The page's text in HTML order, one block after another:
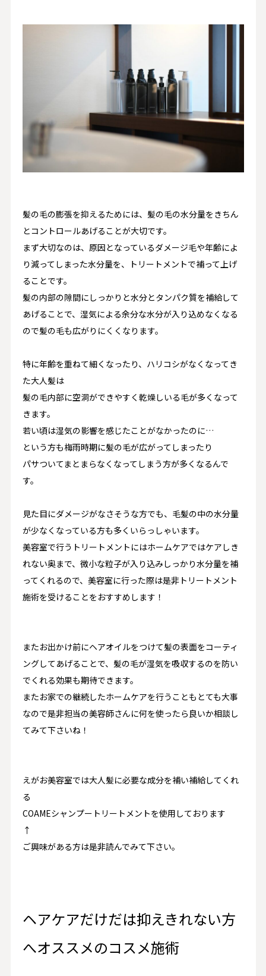
髪の毛の膨張を抑えるためには、髪の毛の水分量をきちん
とコントロールあげることが大切です。
まず大切なのは、原因となっているダメージ毛や年齢によ
り減ってしまった水分量を、トリートメントで補って上げ
ることです。
髪の内部の隙間にしっかりと水分とタンパク質を補給して
あげることで、湿気による余分な水分が入り込めなくなる
ので髪の毛も広がりにくくなります。
特に年齢を重ねて細くなったり、ハリコシがなくなってき
た大人髪は
髪の毛内部に空洞ができやすく乾燥しいる毛が多くなって
きます。
若い頃は湿気の影響を感じたことがなかったのに…
という方も梅雨時期に髪の毛が広がってしまったり
パサついてまとまらなくなってしまう方が多くなるんで
す。
見た目にダメージがなさそうな方でも、毛髪の中の水分量
が少なくなっている方も多くいらっしゃいます。
美容室で行うトリートメントにはホームケアではケアしき
れない奥まで、微小な粒子が入り込みしっかり水分量を補
ってくれるので、美容室に行った際は是非トリートメント
施術を受けることをおすすめします！
またお出かけ前にヘアオイルをつけて髪の表面をコーティ
ングしてあげることで、髪の毛が湿気を吸収するのを防い
でくれる効果も期待できます。
またお家での継続したホームケアを行うこともとても大事
なので是非担当の美容師さんに何を使ったら良いか相談し
てみて下さいね！
えがお美容室では大人髪に必要な成分を補い補給してくれ
る
COAMEシャンプートリートメントを使用しております
↑
ご興味がある方は是非読んでみて下さい。
ヘアケアだけだは抑えきれない方
へオススメのコスメ施術